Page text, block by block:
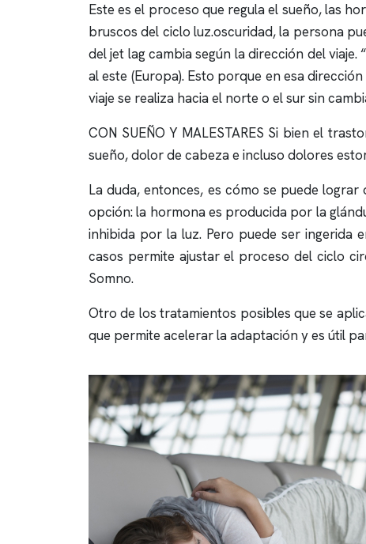
Este es el proceso que regula el sueño, las
bruscos del ciclo luz.oscuridad, la persona
del jet lag cambia según la dirección del viaje.
al este (Europa). Esto porque en esa
viaje se realiza hacia el norte o el sur sin
CON SUEÑO Y MALESTARES Si bien el
sueño, dolor de cabeza e incluso dolores
La duda, entonces, es cómo se puede
opción: la hormona es producida por la
inhibida por la luz. Pero puede ser ingerida
casos permite ajustar el proceso del ciclo
Somno.
Otro de los tratamientos posibles que se
que permite acelerar la adaptación y es útil